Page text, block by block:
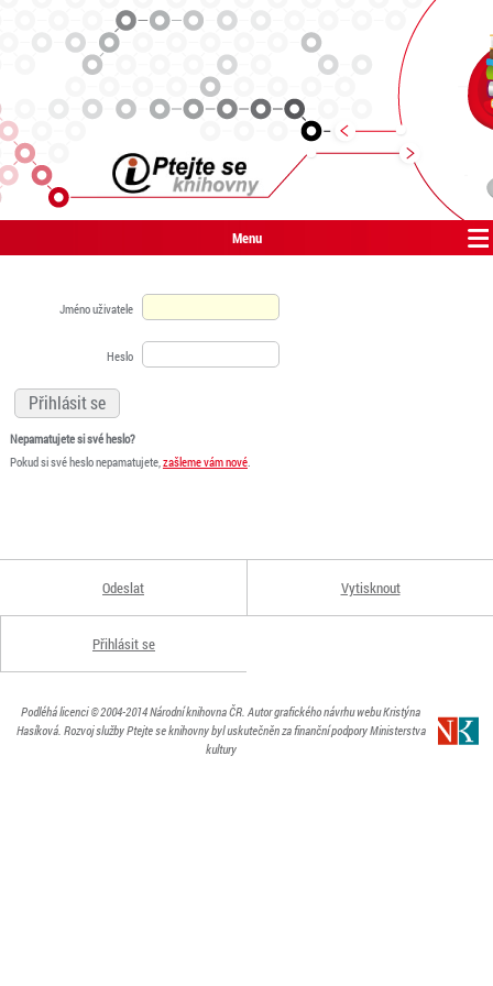
Menu
Jméno uživatele
Heslo
Nepamatujete si své heslo?
Pokud si své heslo nepamatujete,zašleme vám nové.
Odeslat Vytisknout
Přihlásit se
Podléhá licenci© 2004-2014Národní knihovna ČR. Autor grafického návrhu webu Kristýna
Hasíková. Rozvoj služby Ptejte se knihovny byl uskutečněn za finanční podpory Ministerstva
kultury